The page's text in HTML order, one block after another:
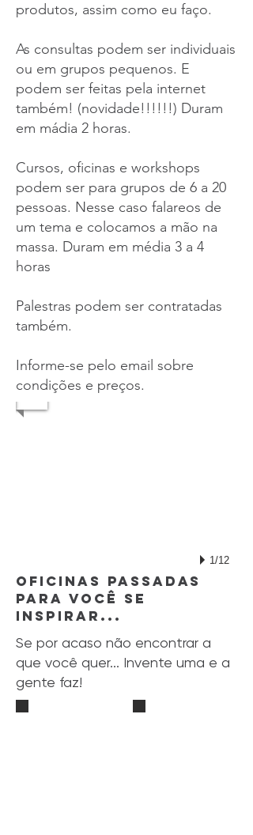
produtos, assim como eu faço.
As consultas podem ser individuais
ou em grupos pequenos. E
podem ser feitas pela internet
também! (novidade!!!!!!) Duram
em mádia 2 horas.
Cursos, oficinas e workshops
podem ser para grupos de 6 a 20
pessoas. Nesse caso falareos de
um tema e colocamos a mão na
massa. Duram em média 3 a 4
horas
Palestras podem ser contratadas
também.
Informe-se pelo email sobre
condições e preços.
1/12
Oficinas passadas
para você se
inspirar...
Se por acaso não encontrar a
que você quer... Invente uma e a
gente faz!